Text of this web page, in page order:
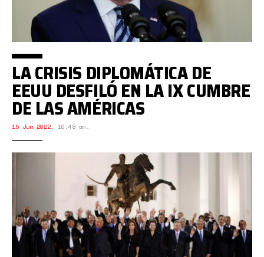
LA CRISIS DIPLOMÁTICA DE
EEUU DESFILÓ EN LA IX CUMBRE
DE LAS AMÉRICAS
15 Jun 2022, 10:48 am.